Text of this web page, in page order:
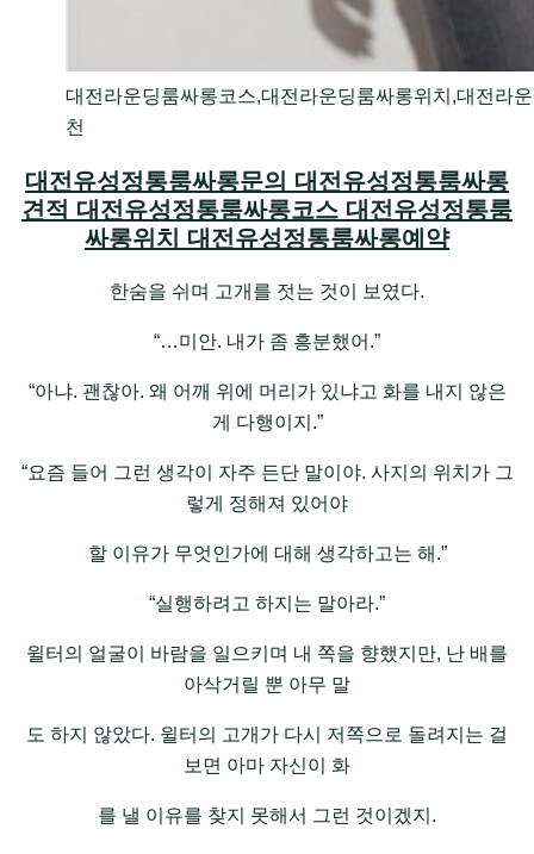
대전라운딩룸싸롱코스,대전라운딩룸싸롱위치,대전라
천
대전유성정통룸싸롱문의 대전유성정통룸싸롱
견적 대전유성정통룸싸롱코스 대전유성정통룸
싸롱위치 대전유성정통룸싸롱예약
한숨을 쉬며 고개를 젓는 것이 보였다.
“…미안. 내가 좀 흥분했어.”
“아냐. 괜찮아. 왜 어깨 위에 머리가 있냐고 화를 내지 않은
게 다행이지.”
“요즘 들어 그런 생각이 자주 든단 말이야. 사지의 위치가 그
렇게 정해져 있어야
할 이유가 무엇인가에 대해 생각하고는 해.”
“실행하려고 하지는 말아라.”
윌터의 얼굴이 바람을 일으키며 내 쪽을 향했지만, 난 배를
아삭거릴 뿐 아무 말
도 하지 않았다. 윌터의 고개가 다시 저쪽으로 돌려지는 걸
보면 아마 자신이 화
를 낼 이유를 찾지 못해서 그런 것이겠지.